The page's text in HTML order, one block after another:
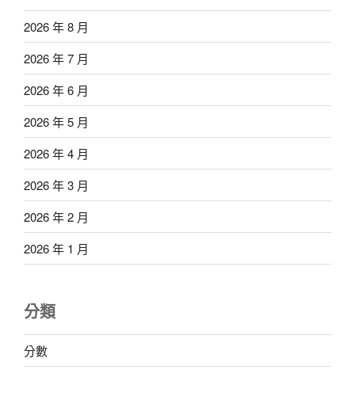
2026 年 8 月
2026 年 7 月
2026 年 6 月
2026 年 5 月
2026 年 4 月
2026 年 3 月
2026 年 2 月
2026 年 1 月
分類
分數